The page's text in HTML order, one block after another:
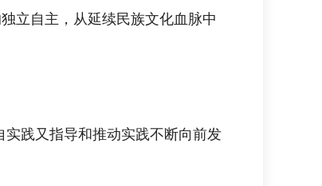
立自主，从延续民族文化血脉中
践又指导和推动实践不断向前发